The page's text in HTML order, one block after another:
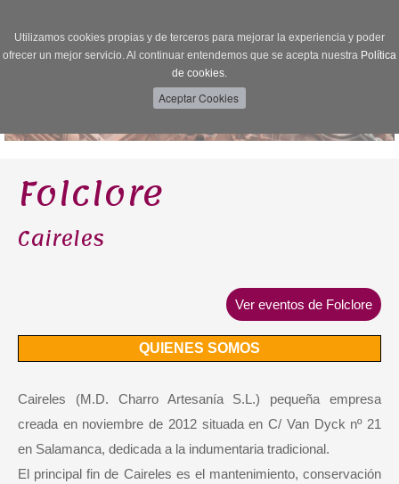
Utilizamos cookies propias y de terceros para mejorar la experiencia y poder
ofrecer un mejor servicio. Al continuar entendemos que se acepta nuestra Política
de cookies.
Toggle
navigation
Folclore
Caireles
Ver eventos de Folclore
QUIENES SOMOS
Caireles (M.D. Charro Artesanía S.L.) pequeña empresa
creada en noviembre de 2012 situada en C/ Van Dyck nº 21
en Salamanca, dedicada a la indumentaria tradicional.
El principal fin de Caireles es el mantenimiento, conservación